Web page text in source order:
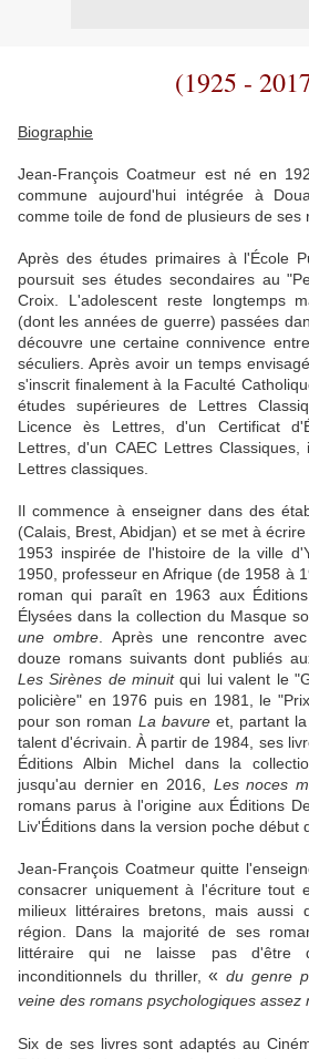
(1925 -
Biographie
Jean-François Coatmeur est né en
commune aujourd'hui intégrée à
comme toile de fond de plusieurs de ses
Après des études primaires à l'École
poursuit ses études secondaires au
Croix. L'adolescent reste longtemps
(dont les années de guerre) passées
découvre une certaine connivence
séculiers. Après avoir un temps
s'inscrit finalement à la Faculté
études supérieures de Lettres
Licence ès Lettres, d'un Certificat
Lettres, d'un CAEC Lettres
Lettres classiques.
Il commence à enseigner dans des
(Calais, Brest, Abidjan) et se met à
1953 inspirée de l'histoire de la ville
1950, professeur en Afrique (de 1958 à
roman qui paraît en 1963 aux
Élysées dans la collection du Masque
une ombre . Après une rencontre
douze romans suivants dont publiés
Les Sirènes de minuitqui lui valent le
policière" en 1976 puis en 1981, le
pour son roman La bavureet, partant la
talent d'écrivain. À partir de 1984, ses
Éditions Albin Michel dans la
jusqu'au dernier en 2016,
Les noces
romans parus à l'origine aux Éditions
Liv'Éditions dans la version poche début
Jean-François Coatmeur quitte
consacrer uniquement à l'écriture tout
milieux littéraires bretons, mais aussi
région. Dans la majorité de ses
littéraire qui ne laisse pas d'être
inconditionnels du thriller,« du genre
veine des romans psychologiques assez
Six de ses livres sont adaptés au